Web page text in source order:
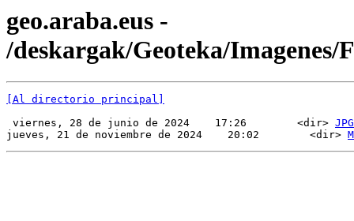
geo.araba.eus -
/deskargak/Geoteka/Imagenes/
[Al directorio principal]
viernes, 28 de junio de 2024    17:26        <dir> JPG
jueves, 21 de noviembre de 2024    20:02        <dir>